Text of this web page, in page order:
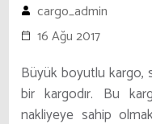
cargo_admin
16 Ağu 2017
Büyük boyutlu kargo,
bir kargodır. Bu
nakliyeye sahip